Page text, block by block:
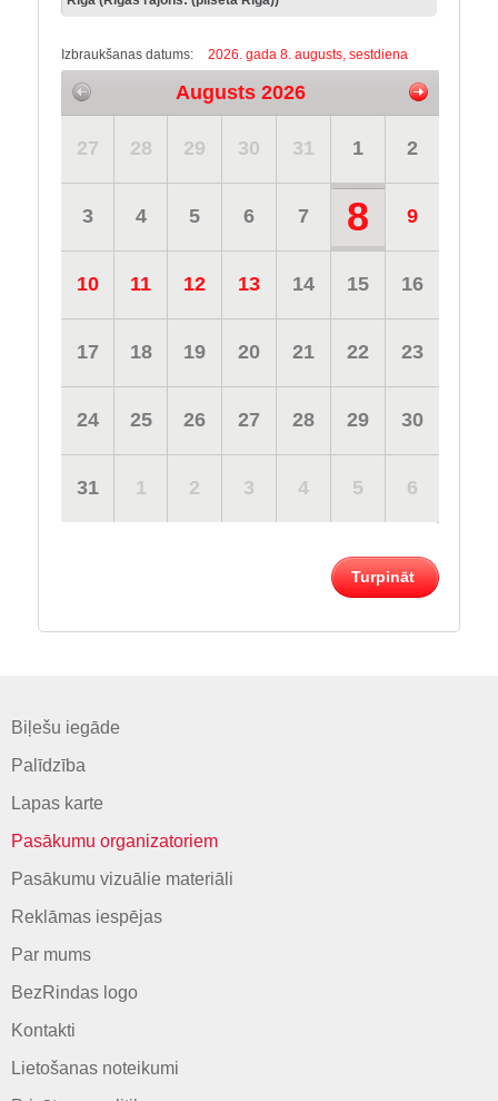
Izbraukšanas datums: 2026. gada 8. augusts, sestdiena
Augusts 2026
27 28 29 30 31 1 2
3 4 5 6 7 8 9
10 11 12 13 14 15 16
17 18 19 20 21 22 23
24 25 26 27 28 29 30
31 1 2 3 4 5 6
Turpināt
Biļešu iegāde
Palīdzība
Lapas karte
Pasākumu organizatoriem
Pasākumu vizuālie materiāli
Reklāmas iespējas
Par mums
BezRindas logo
Kontakti
Lietošanas noteikumi